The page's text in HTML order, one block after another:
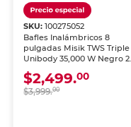
SKU:100275052
Bafles Inalámbricos 8
pulgadas Misik TWS Triple
Unibody 35,000 W Negro 2
piezas
$2,499.00
$3,999.00